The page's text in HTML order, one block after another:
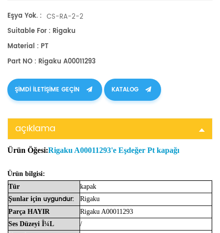
Eşya Yok. : CS-RA-2-2
Suitable For : Rigaku
Material : PT
Part NO : Rigaku A00011293
ŞIMDI ILETIŞIME GEÇIN KATALOG
açıklama
Ürün Öğesi:Rigaku A00011293'e Eşdeğer Pt kapağı
Ürün bilgisi:
Tür
kapak
Şunlar için uygundur:
Rigaku
Parça HAYIR
Rigaku A00011293
Ses Düzeyi Î¼L
/